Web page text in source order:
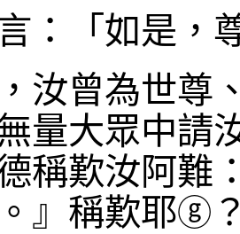
：「如是，
，汝曾為世
量大眾中請
稱歎汝阿難
』稱歎耶ⓖ